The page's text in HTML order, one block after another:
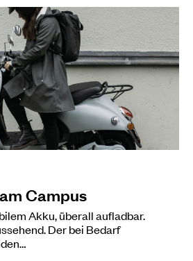
Campus
Akku, überall aufladbar.
Der bei Bedarf